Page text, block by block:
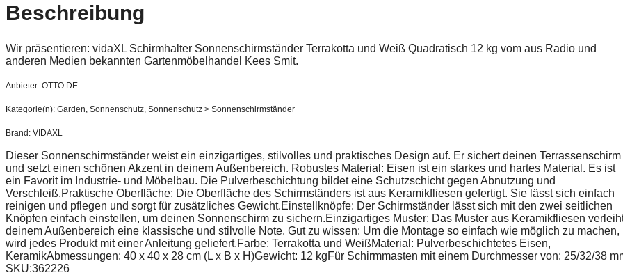
Beschreibung
Wir präsentieren: vidaXL Schirmhalter Sonnenschirmständer Terrakotta und Weiß Quadratisch 12 kg vom aus Radio und
anderen Medien bekannten Gartenmöbelhandel Kees Smit.
Anbieter: OTTO DE
Kategorie(n): Garden, Sonnenschutz, Sonnenschutz > Sonnenschirmständer
Brand: VIDAXL
Dieser Sonnenschirmständer weist ein einzigartiges, stilvolles und praktisches Design auf. Er sichert deinen Terrassenschirm
und setzt einen schönen Akzent in deinem Außenbereich. Robustes Material: Eisen ist ein starkes und hartes Material. Es ist
ein Favorit im Industrie- und Möbelbau. Die Pulverbeschichtung bildet eine Schutzschicht gegen Abnutzung und
Verschleiß.Praktische Oberfläche: Die Oberfläche des Schirmständers ist aus Keramikfliesen gefertigt. Sie lässt sich einfach
reinigen und pflegen und sorgt für zusätzliches Gewicht.Einstellknöpfe: Der Schirmständer lässt sich mit den zwei seitlichen
Knöpfen einfach einstellen, um deinen Sonnenschirm zu sichern.Einzigartiges Muster: Das Muster aus Keramikfliesen
deinem Außenbereich eine klassische und stilvolle Note. Gut zu wissen: Um die Montage so einfach wie möglich zu machen,
wird jedes Produkt mit einer Anleitung geliefert.Farbe: Terrakotta und WeißMaterial: Pulverbeschichtetes Eisen,
KeramikAbmessungen: 40 x 40 x 28 cm (L x B x H)Gewicht: 12 kgFür Schirmmasten mit einem Durchmesser von: 25/32/38
SKU:362226